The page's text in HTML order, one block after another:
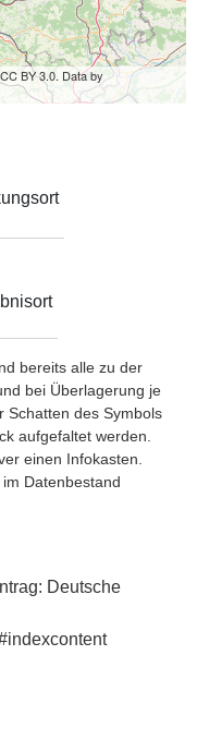
BY 3.0. Data by
bereits alle zu der
bei Überlagerung je
Schatten des Symbols
aufgefaltet werden.
einen Infokasten.
Datenbestand
Deutsche